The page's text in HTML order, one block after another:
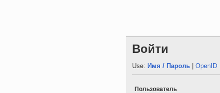
Войти
Use: Имя / Пароль |OpenID
Пользователь